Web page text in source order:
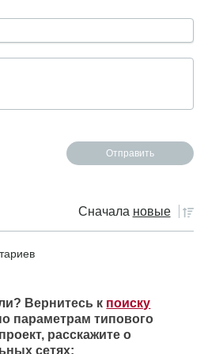
Сначала новые
Вернитесь к поиску
параметрам типового
расскажите о
сетях: